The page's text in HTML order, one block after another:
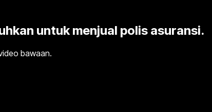
untuk menjual polis asuransi.
bawaan.